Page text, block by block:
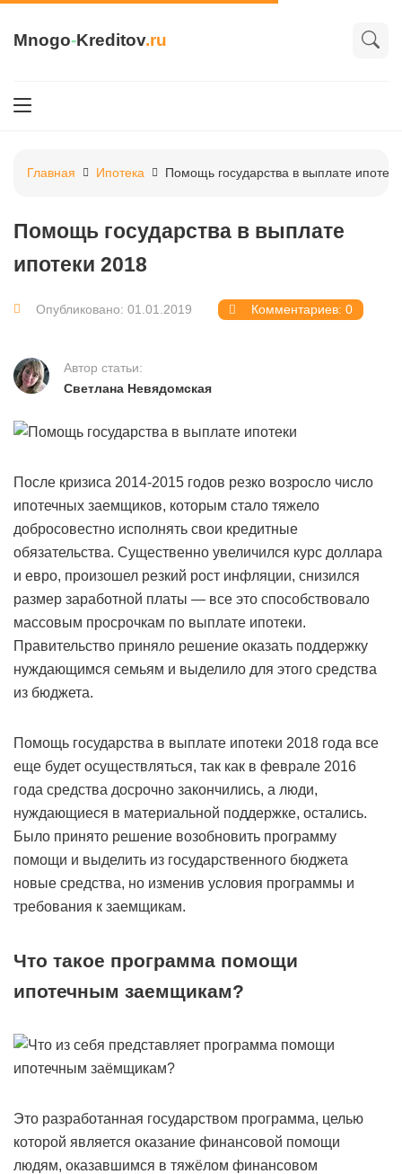
Mnogo-Kreditov.ru
Главная Ипотека Помощь государства в выплате
Помощь государства в выплате
ипотеки 2018
Опубликовано: 01.01.2019 Комментариев: 0
Автор статьи:
Светлана Невядомская
После кризиса 2014-2015 годов резко возросло число
ипотечных заемщиков, которым стало тяжело
добросовестно исполнять свои кредитные
обязательства. Существенно увеличился курс доллара
и евро, произошел резкий рост инфляции, снизился
размер заработной платы — все это способствовало
массовым просрочкам по выплате ипотеки.
Правительство приняло решение оказать поддержку
нуждающимся семьям и выделило для этого средства
из бюджета.
Помощь государства в выплате ипотеки 2018 года все
еще будет осуществляться, так как в феврале 2016
года средства досрочно закончились, а люди,
нуждающиеся в материальной поддержке, остались.
Было принято решение возобновить программу
помощи и выделить из государственного бюджета
новые средства, но изменив условия программы и
требования к заемщикам.
Что такое программа помощи
ипотечным заемщикам?
Это разработанная государством программа, целью
которой является оказание финансовой помощи
людям, оказавшимся в тяжёлом финансовом